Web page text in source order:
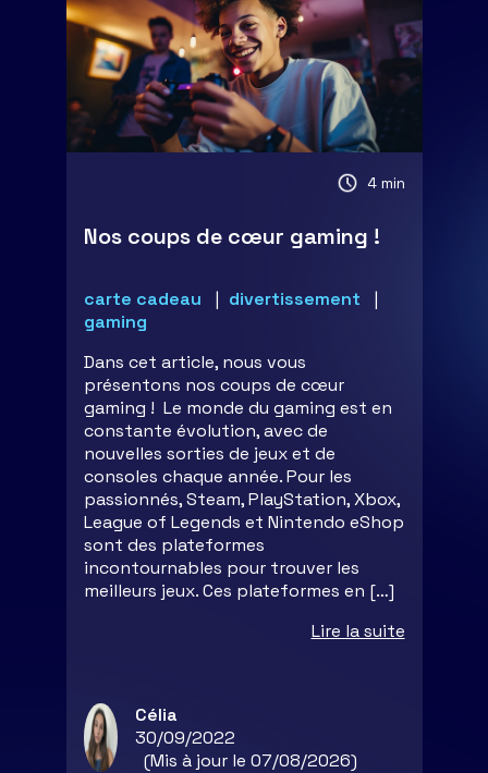
4 min
Nos coups de cœur gaming !
carte cadeau
divertissement
gaming
Dans cet article, nous vous
présentons nos coups de cœur
gaming ! Le monde du gaming est en
constante évolution, avec de
nouvelles sorties de jeux et de
consoles chaque année. Pour les
passionnés, Steam, PlayStation, Xbox,
League of Legends et Nintendo eShop
sont des plateformes
incontournables pour trouver les
meilleurs jeux. Ces plateformes en […]
Lire la suite
Célia
30/09/2022
(Mis à jour le 07/08/2026)